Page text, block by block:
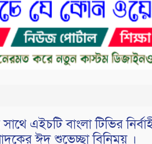
এইচটি বাংলা টিভির
ঈদ শুভেচ্ছা বিনিময় ।